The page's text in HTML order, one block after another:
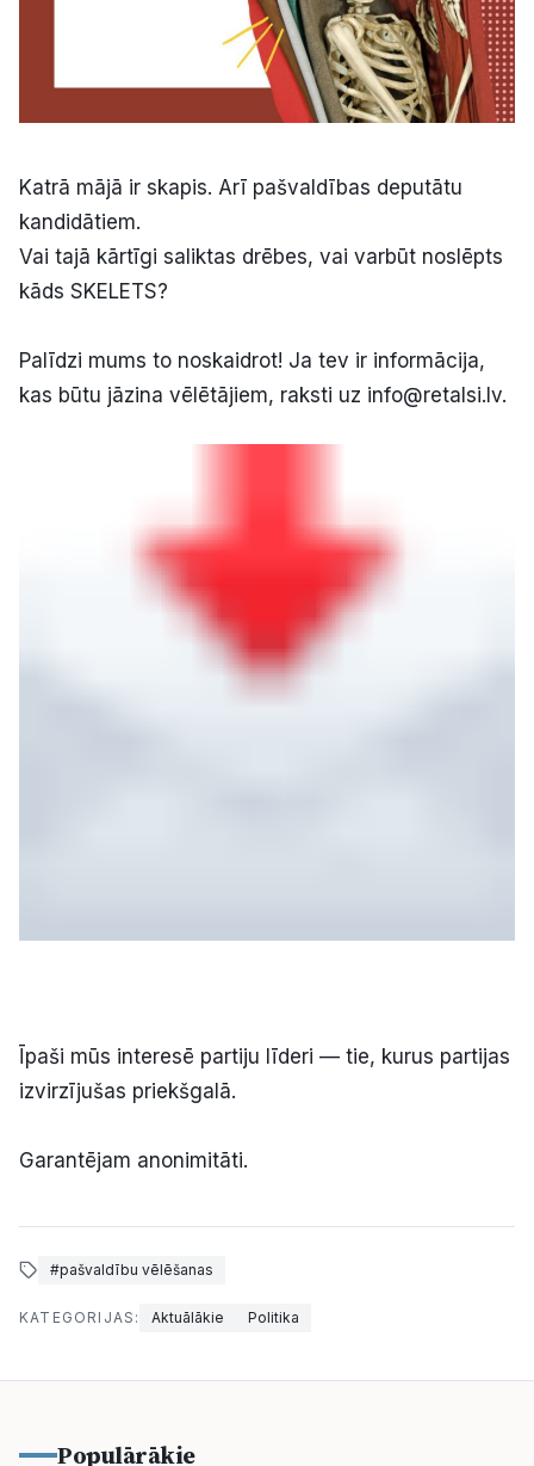
Video
Vieta
Reklāma
Kontakti
Ziņo redakcijai
Katrā mājā ir skapis. Arī pašvaldības deputātu
kandidātiem.
Vai tajā kārtīgi saliktas drēbes, vai varbūt noslēpts
kāds SKELETS?
Palīdzi mums to noskaidrot! Ja tev ir informācija,
kas būtu jāzina vēlētājiem, raksti uz info@retalsi.lv.
Īpaši mūs interesē partiju līderi — tie, kurus partijas
izvirzījušas priekšgalā.
Garantējam anonimitāti.
#pašvaldību vēlēšanas
KATEGORIJAS: Aktuālākie Politika
Populārākie